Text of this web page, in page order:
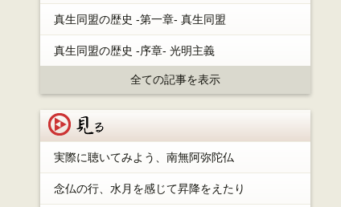
真生同盟の歴史 -第一章- 真生同盟
真生同盟の歴史 -序章- 光明主義
全ての記事を表示
実際に聴いてみよう、南無阿弥陀仏
念仏の行、水月を感じて昇降をえたり